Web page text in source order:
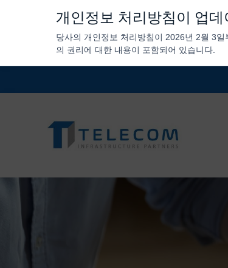
개인정보 처리방침이 업
당사의 개인정보 처리방침이 2026년 2월 3
의 권리에 대한 내용이 포함되어 있습니다.